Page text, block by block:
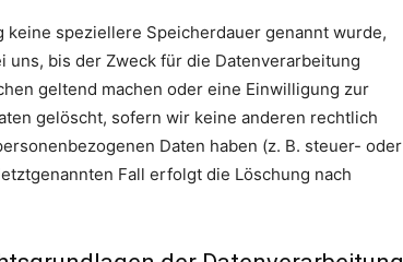
speziellere Speicherdauer genannt wurde,
bis der Zweck für die Datenverarbeitung
geltend machen oder eine Einwilligung zur
gelöscht, sofern wir keine anderen rechtlich
Daten haben (z. B. steuer- oder
Fall erfolgt die Löschung nach